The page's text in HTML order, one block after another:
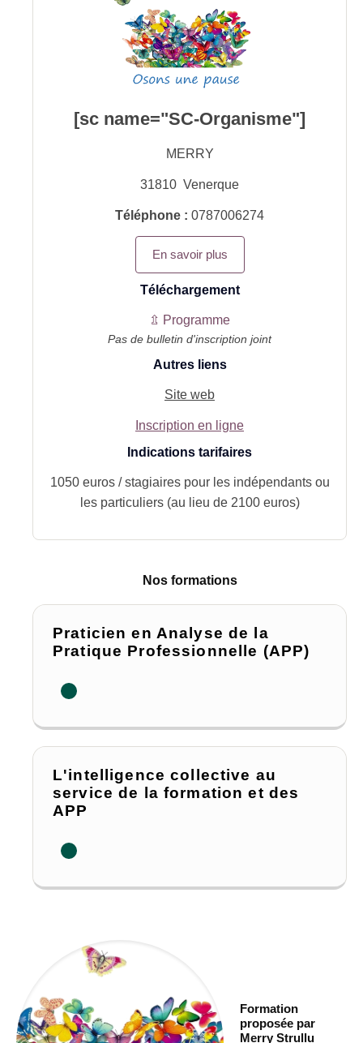
[sc name="SC-Organisme"]
MERRY
31810 Venerque
Téléphone : 0787006274
En savoir plus
Téléchargement
⇫ Programme
Pas de bulletin d'inscription joint
Autres liens
Site web
Inscription en ligne
Indications tarifaires
1050 euros / stagiaires pour les indépendants ou
les particuliers (au lieu de 2100 euros)
Nos formations
Praticien en Analyse de la
Pratique Professionnelle (APP)
L'intelligence collective au
service de la formation et des
APP
Formation
proposée par
Merry Strullu